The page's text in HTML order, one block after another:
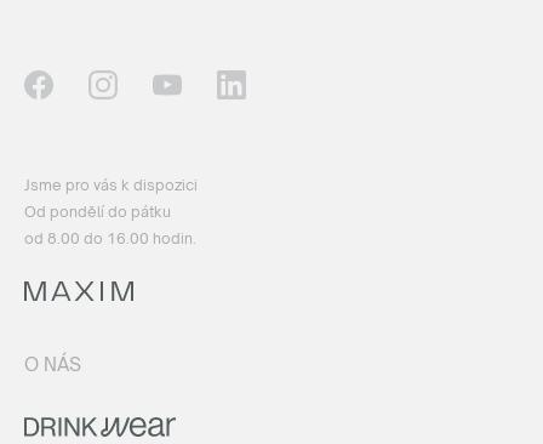
Jsme pro vás k dispozici
Od pondělí do pátku
od 8.00 do 16.00 hodin.
O NÁS